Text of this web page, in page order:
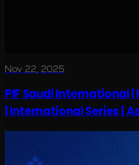
Nov 22, 2025
PIF Saudi International
| International Series |